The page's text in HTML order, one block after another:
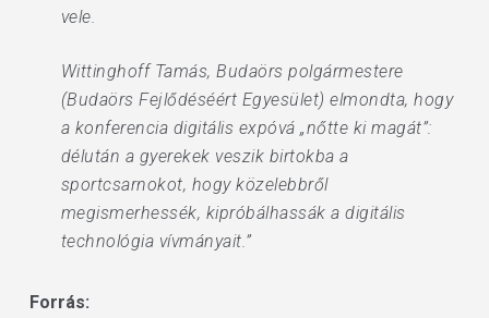
vele.
Wittinghoff Tamás, Budaörs polgármestere
(Budaörs Fejlődéséért Egyesület) elmondta, hogy
a konferencia digitális expóvá „nőtte ki magát”:
délután a gyerekek veszik birtokba a
sportcsarnokot, hogy közelebbről
megismerhessék, kipróbálhassák a digitális
technológia vívmányait.”
Forrás: